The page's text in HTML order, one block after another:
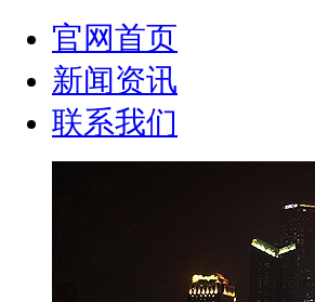
官网首页
新闻资讯
联系我们